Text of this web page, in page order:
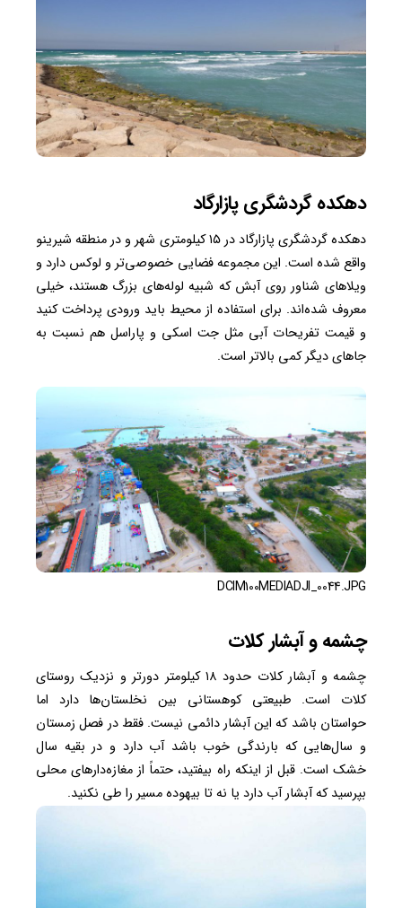
دهکده گردشگری پازارگاد
دهکده گردشگری پازارگاد در ۱۵ کیلومتری شهر و در منطقه شیرینو
واقع شده است. این مجموعه فضایی خصوصی‌تر و لوکس دارد و
ویلاهای شناور روی آبش که شبیه لوله‌های بزرگ هستند، خیلی
معروف شده‌اند. برای استفاده از محیط باید ورودی پرداخت کنید
و قیمت تفریحات آبی مثل جت اسکی و پاراسل هم نسبت به
جاهای دیگر کمی بالاتر است.
DCIM100MEDIADJI_0044.JPG
چشمه و آبشار کلات
چشمه و آبشار کلات حدود ۱۸ کیلومتر دورتر و نزدیک روستای
کلات است. طبیعتی کوهستانی بین نخلستان‌ها دارد اما
حواستان باشد که این آبشار دائمی نیست. فقط در فصل زمستان
و سال‌هایی که بارندگی خوب باشد آب دارد و در بقیه سال
خشک است. قبل از اینکه راه بیفتید، حتماً از مغازه‌دارهای محلی
بپرسید که آبشار آب دارد یا نه تا بیهوده مسیر را طی نکنید.